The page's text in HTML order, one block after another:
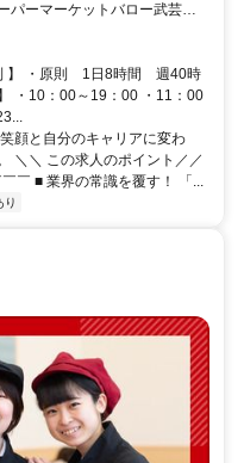
パーマーケットバロー武芸川
】 ・原則 1日8時間 週40時
・10：00～19：00 ・11：00
顔と自分のキャリアに変わ
＼＼ この求人のポイント／／
￣ ■ 業界の常識を覆す！ 「...
り